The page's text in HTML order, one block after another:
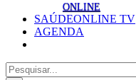
ONLINE
SAÚDEONLINE TV
AGENDA
Pesquisar